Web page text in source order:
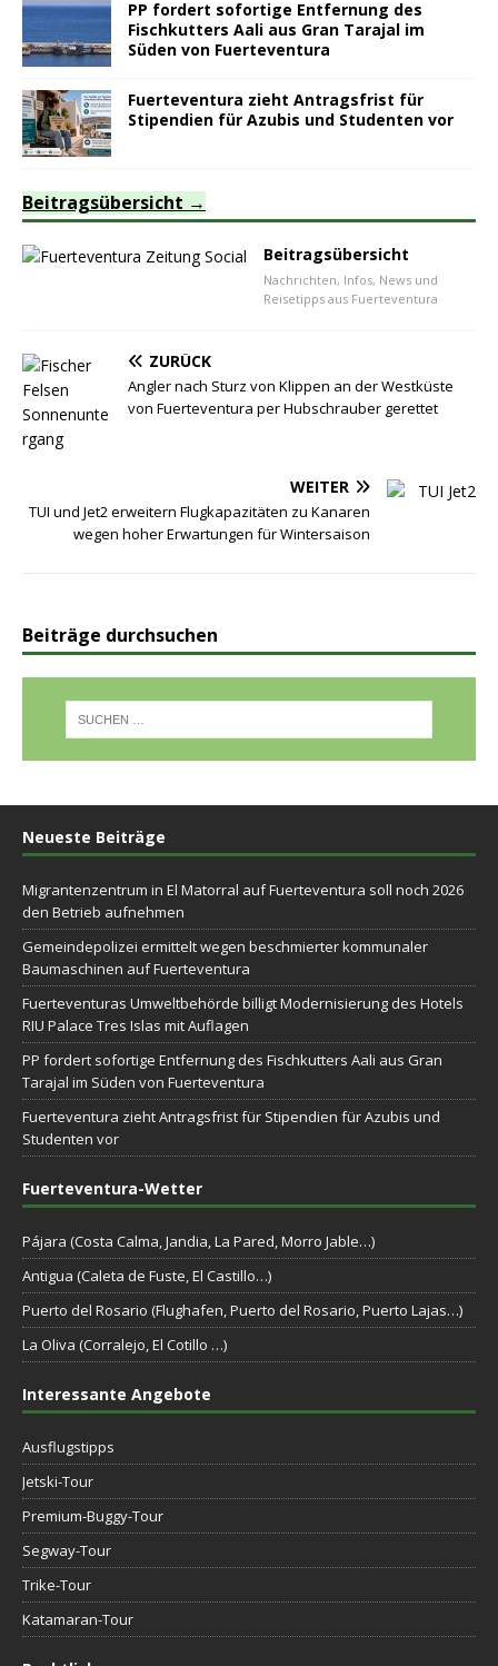
PP fordert sofortige Entfernung des
Fischkutters Aali aus Gran Tarajal im
Süden von Fuerteventura
Fuerteventura zieht Antragsfrist für
Stipendien für Azubis und Studenten vor
Beitragsübersicht
Beitragsübersicht
Nachrichten, Infos, News und
Reisetipps aus Fuerteventura
ZURÜCK
Angler nach Sturz von Klippen an der Westküste
von Fuerteventura per Hubschrauber gerettet
WEITER
TUI und Jet2 erweitern Flugkapazitäten zu Kanaren
wegen hoher Erwartungen für Wintersaison
Beiträge durchsuchen
Neueste Beiträge
Migrantenzentrum in El Matorral auf Fuerteventura soll noch 2026
den Betrieb aufnehmen
Gemeindepolizei ermittelt wegen beschmierter kommunaler
Baumaschinen auf Fuerteventura
Fuerteventuras Umweltbehörde billigt Modernisierung des Hotels
RIU Palace Tres Islas mit Auflagen
PP fordert sofortige Entfernung des Fischkutters Aali aus Gran
Tarajal im Süden von Fuerteventura
Fuerteventura zieht Antragsfrist für Stipendien für Azubis und
Studenten vor
Fuerteventura-Wetter
Pájara (Costa Calma, Jandia, La Pared, Morro Jable…)
Antigua (Caleta de Fuste, El Castillo…)
Puerto del Rosario (Flughafen, Puerto del Rosario, Puerto Lajas…)
La Oliva (Corralejo, El Cotillo …)
Interessante Angebote
Ausflugstipps
Jetski-Tour
Premium-Buggy-Tour
Segway-Tour
Trike-Tour
Katamaran-Tour